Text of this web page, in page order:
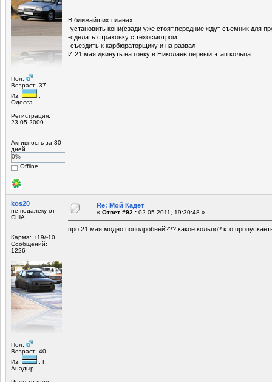
Пол:
Возраст: 37
Из:
Одесса
Регистрация:
23.05.2009
Активность за 30
дней
0%
Offline
В ближайших планах
-установить кони(сзади уже стоят,передние ждут съемник для
-сделать страховку с техосмотром
-съездить к карбюраторщику и на развал
И 21 мая двинуть на гонку в Николаев,первый этап кольца.
kos20
не подалеку от
США
Карма: +19/-10
Сообщений:
1226
Пол:
Возраст: 40
Из:
, Г.
Анадыр
Re: Мой Кадет
« Ответ #92 : 02-05-2011, 19:30:48 »
про 21 мая модно поподробней??? какое кольцо? кто